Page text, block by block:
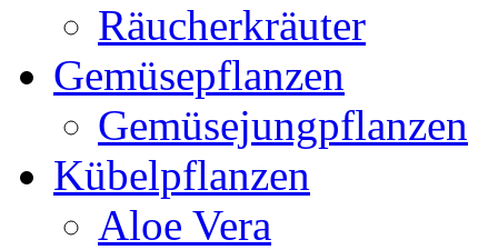
Räucherkräuter
Gemüsepflanzen
Gemüsejungpflanzen
Kübelpflanzen
Aloe Vera